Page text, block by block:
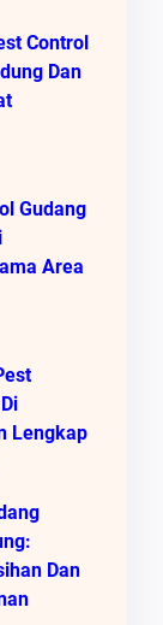
Control
Dan
Gudang
Area
Lengkap
Dan